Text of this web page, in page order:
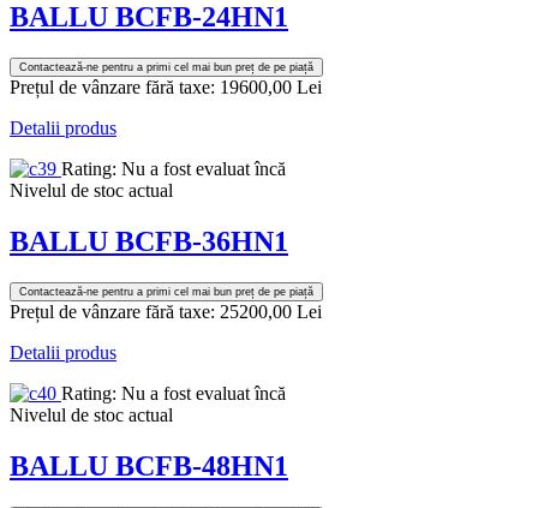
BALLU BCFB-24HN1
Contactează-ne pentru a primi cel mai bun preț de pe piață
Prețul de vânzare fără taxe: 19600,00 Lei
Detalii produs
Rating: Nu a fost evaluat încă
Nivelul de stoc actual
BALLU BCFB-36HN1
Contactează-ne pentru a primi cel mai bun preț de pe piață
Prețul de vânzare fără taxe: 25200,00 Lei
Detalii produs
Rating: Nu a fost evaluat încă
Nivelul de stoc actual
BALLU BCFB-48HN1